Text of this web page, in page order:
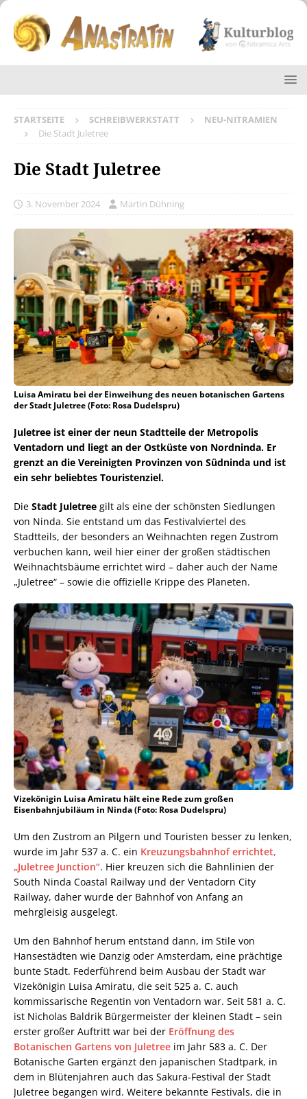
STARTSEITE SCHREIBWERKSTATT
NEU-NITRAMIEN
Die Stadt Juletree
Die Stadt Juletree
3. November 2024 Martin Dühning
Luisa Amiratu bei der Einweihung des neuen botanischen Gartens
der Stadt Juletree (Foto: Rosa Dudelspru)
Juletree ist einer der neun Stadtteile der Metropolis
Ventadorn und liegt an der Ostküste von Nordninda. Er
grenzt an die Vereinigten Provinzen von Südninda und ist
ein sehr beliebtes Touristenziel.
Die Stadt Juletree gilt als eine der schönsten Siedlungen
von Ninda. Sie entstand um das Festivalviertel des
Stadtteils, der besonders an Weihnachten regen Zustrom
verbuchen kann, weil hier einer der großen städtischen
Weihnachtsbäume errichtet wird – daher auch der Name
„Juletree“ – sowie die offizielle Krippe des Planeten.
Vizekönigin Luisa Amiratu hält eine Rede zum großen
Eisenbahnjubiläum in Ninda (Foto: Rosa Dudelspru)
Um den Zustrom an Pilgern und Touristen besser zu lenken,
wurde im Jahr 537 a. C. ein Kreuzungsbahnhof errichtet,
„Juletree Junction“. Hier kreuzen sich die Bahnlinien der
South Ninda Coastal Railway und der Ventadorn City
Railway, daher wurde der Bahnhof von Anfang an
mehrgleisig ausgelegt.
Um den Bahnhof herum entstand dann, im Stile von
Hansestädten wie Danzig oder Amsterdam, eine prächtige
bunte Stadt. Federführend beim Ausbau der Stadt war
Vizekönigin Luisa Amiratu, die seit 525 a. C. auch
kommissarische Regentin von Ventadorn war. Seit 581 a. C.
ist Nicholas Baldrik Bürgermeister der kleinen Stadt – sein
erster großer Auftritt war bei der Eröffnung des
Botanischen Gartens von Juletree im Jahr 583 a. C. Der
Botanische Garten ergänzt den japanischen Stadtpark, in
dem in Blütenjahren auch das Sakura-Festival der Stadt
Juletree begangen wird. Weitere bekannte Festivals, die in